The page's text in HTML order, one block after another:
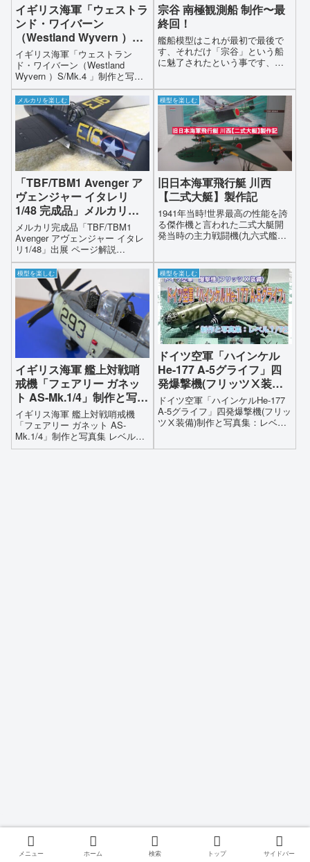
イギリス海軍「ウェストラ
ンド・ワイバーン
（Westland Wyvern ）
S/Mk.4 」制作と写真集
1/72 モノクローム
イギリス海軍「ウェストラン
ド・ワイバーン（Westland
Wyvern ）S/Mk.4 」制作と写真
集 1/72 モノクローム
宗谷 南極観測船 制作〜最
終回！
艦船模型はこれが最初で最後で
す、それだけ「宗谷」という船
に魅了されたという事です、皆
会いに行って見ませんか？そし
て「宗谷」に一言…「お疲れ様
でした…」と声をかけてあげて
ください…
メルカリを楽しむ
「TBF/TBM1 Avenger ア
ヴェンジャー イタレリ
1/48 完成品」メルカリに
出品！制作工程も公開！
メルカリ完成品「TBF/TBM1
Avenger アヴェンジャー イタレ
リ1/48」出展 ページ解説
■TBF/TBM 1 Avengerが、
1/48スケールキット【商品詳
細】 完成サイズ：全長約27.8cm
※説明書に日本語表記はありませ
ん製作期間3ヶ月/延べ製作時間
180時間機体色は指定カラーにこ
だわらずボックスアートを見な
がら調色しました各部の繊細な
作り込みコクピット内の細かな
作り込みもキャノピー越しに拡
大鏡などでご覧いただくことが
できますＴＢＦ/TBM-1アベンジ
ャー艦上攻撃機イタレリ1/48 連
載1〜17回です出品物は機体本
体/簡易保管クリアケース/ボック
ス/組み立て説明書
模型を楽しむ
旧日本海軍飛行艇 川西
【二式大艇】製作記
1941年当時!世界最高の性能を誇
る傑作機と言われた二式大艇開
発当時の主力戦闘機(九六式艦上
爆撃機の5割増と言う7400キロ以
上(攻撃時6500キロ以上)20 mm機
関砲多数を装備し強力な防御砲
火(防弾装甲)魚雷攻撃を容易にす
るため小型飛行機並みの良好な
操縦性1トン爆弾または800 kg魚
雷2発搭載可能(当時日本軍機最大
の攻撃力)
模型を楽しむ
イギリス海軍 艦上対戦哨
戒機「フェアリー ガネッ
ト AS-Mk.1/4」制作と写真
集 レベル1/72
イギリス海軍 艦上対戦哨戒機
「フェアリー ガネット AS-
Mk.1/4」制作と写真集 レベル
1/72
模型を楽しむ
ドイツ空軍「ハインケル
He-177 A-5グライフ」四
発爆撃機(フリッツⅩ装備)
制作と写真集：レベル1/72
Heinkel He 177 A-5 ＆
Fritz X
ドイツ空軍「ハインケルHe-177
A-5グライフ」四発爆撃機(フリッ
ツⅩ装備)制作と写真集：レベル
メニュー ホーム 検索 トップ サイドバー